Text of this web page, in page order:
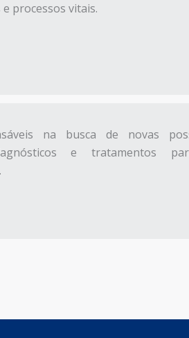
processos vitais.
na busca de novas
e tratamentos